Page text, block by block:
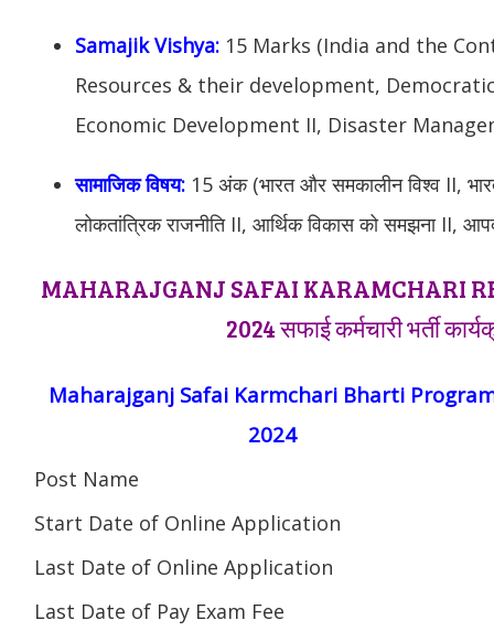
Samajik Vishya: 15 Marks (India and the
Resources & their development,
Economic Development II, Disaster
सामाजिक विषय: 15 अंक (भारत और समकालीन विश्व II,
लोकतांत्रिक राजनीति II, आर्थिक विकास को समझना II,
MAHARAJGANJ SAFAI KARAMCHARI
2024 सफाई कर्मचारी भर्ती
Maharajganj Safai Karmchari Bharti
2024
Post Name
Start Date of Online Application
Last Date of Online Application
Last Date of Pay Exam Fee